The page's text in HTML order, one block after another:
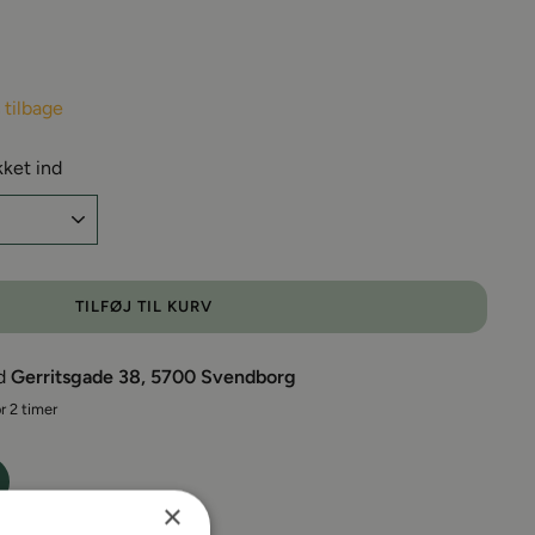
tilbage
ind
TILFØJ TIL KURV
Gerritsgade 38, 5700 Svendborg
2 timer
×